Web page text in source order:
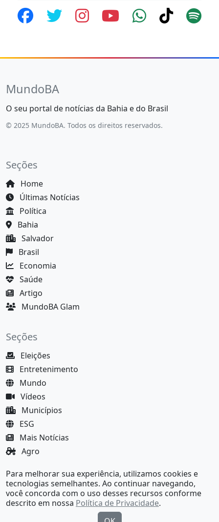
MundoBA
O seu portal de notícias da Bahia e do Brasil
© 2025 MundoBA. Todos os direitos reservados.
Seções
Home
Últimas Notícias
Política
Bahia
Salvador
Brasil
Economia
Saúde
Artigo
MundoBA Glam
Seções
Eleições
Entretenimento
Mundo
Vídeos
Municípios
ESG
Mais Notícias
Agro
MundoBA Black
Para melhorar sua experiência, utilizamos cookies e
tecnologias semelhantes. Ao continuar navegando,
você concorda com o uso desses recursos conforme
descrito em nossa Política de Privacidade.